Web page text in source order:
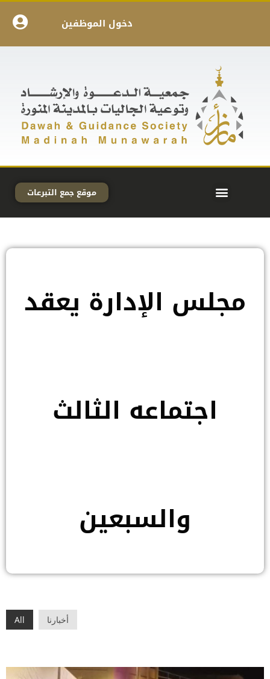
دخول الموظفين
موقع جمع التبرعات
مجلس الإدارة يعقد
اجتماعه الثالث
والسبعين
All أخبارنا